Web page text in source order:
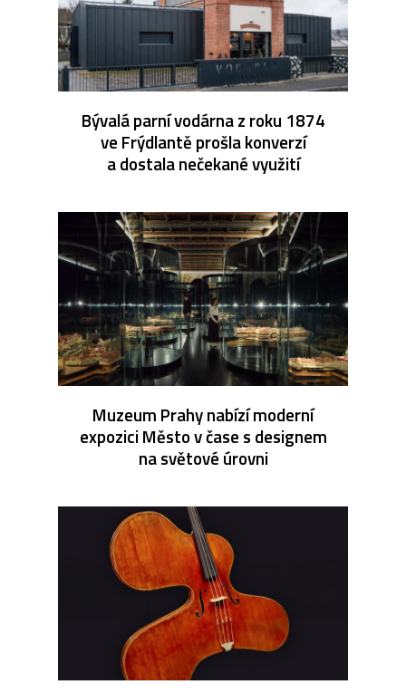
Bývalá parní vodárna z roku 1874
ve Frýdlantě prošla konverzí
a dostala nečekané využití
Muzeum Prahy nabízí moderní
expozici Město v čase s designem
na světové úrovni